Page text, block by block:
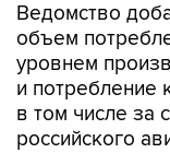
Ведомство
объем
уровнем
и потребление
в том числе за
российского